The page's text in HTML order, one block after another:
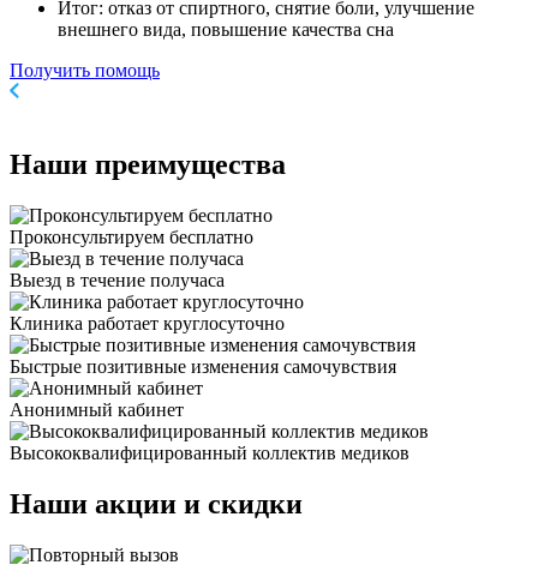
Итог: отказ от спиртного, снятие боли, улучшение
внешнего вида, повышение качества сна
Получить помощь
Наши преимущества
Проконсультируем бесплатно
Выезд в течение получаса
Клиника работает круглосуточно
Быстрые позитивные изменения самочувствия
Анонимный кабинет
Высококвалифицированный коллектив медиков
Наши акции и скидки